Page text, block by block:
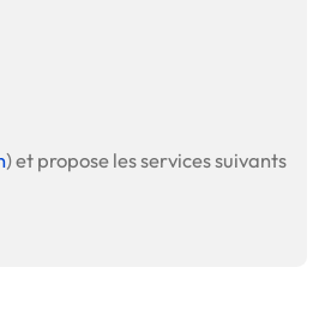
) et propose les services suivants